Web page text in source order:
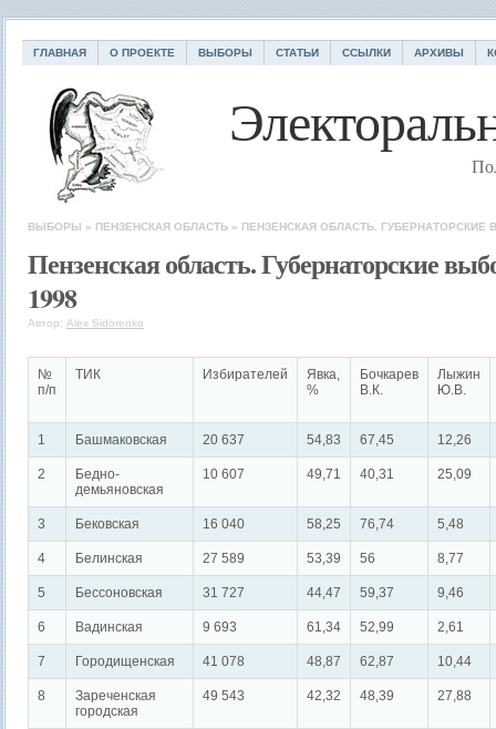
ГЛАВНАЯ О ПРОЕКТЕ ВЫБОРЫ СТАТЬИ ССЫЛКИ АРХИВЫ
ВЫБОРЫ » ПЕНЗЕНСКАЯ ОБЛАСТЬ » ПЕНЗЕНСКАЯ ОБЛАСТЬ. ГУБЕРНАТОРСКИЕ
Пензенская область. Губернаторские
1998
Автор: Alex Sidorenko
№
п/п
ТИК Избирателей
Явка,
%
Бочкарев
В.К.
Лыжин
Ю.В.
1 Башмаковская 20 637 54,83 67,45 12,26
2
Бедно-
демьяновская
10 607 49,71 40,31 25,09
3 Бековская 16 040 58,25 76,74 5,48
4 Белинская 27 589 53,39 56 8,77
5 Бессоновская 31 727 44,47 59,37 9,46
6 Вадинская 9 693 61,34 52,99 2,61
7 Городищенская 41 078 48,87 62,87 10,44
8
Зареченская
городская
49 543 42,32 48,39 27,88